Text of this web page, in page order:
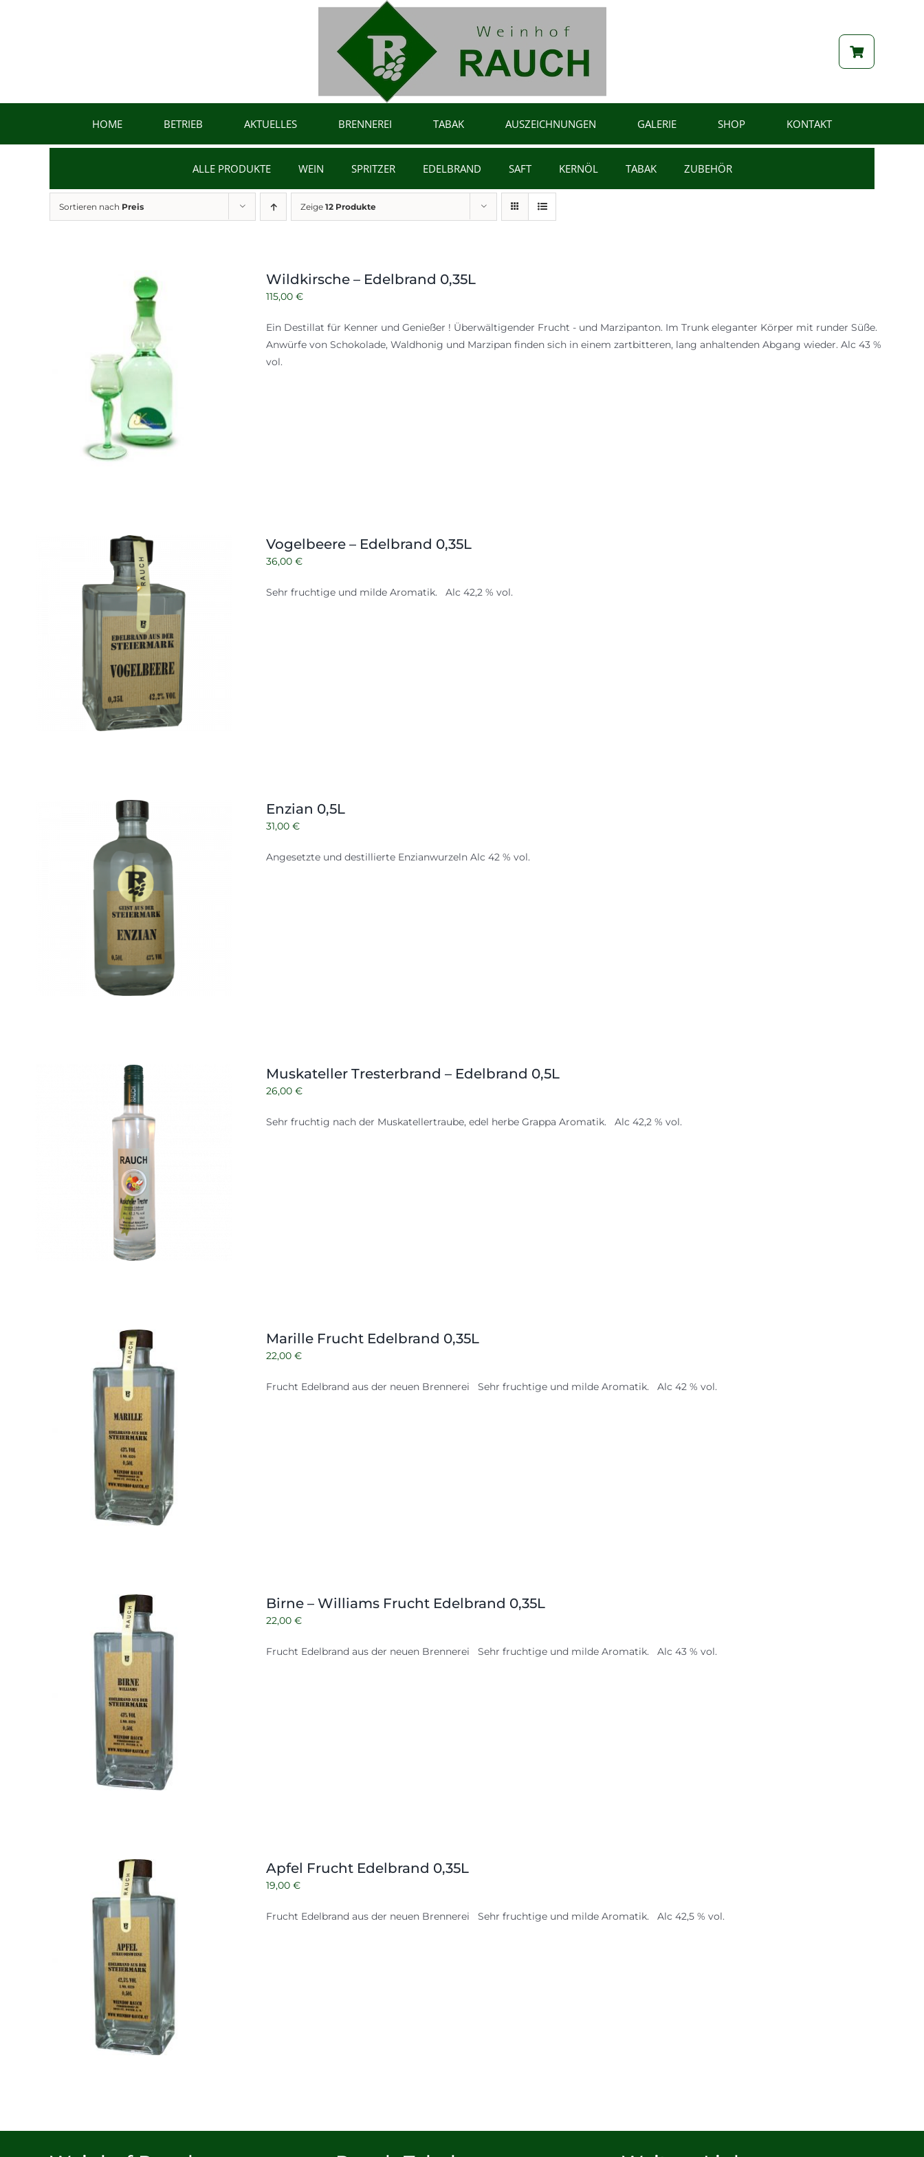
HOME BETRIEB AKTUELLES BRENNEREI TABAK AUSZEICHNUNGEN GALERIE SHOP KONTAKT
ALLE PRODUKTE WEIN SPRITZER EDELBRAND SAFT KERNÖL TABAK ZUBEHÖR
Sortieren nach Preis Zeige 12 Produkte
Wildkirsche – Edelbrand 0,35L
115,00 €
Ein Destillat für Kenner und Genießer ! Überwältigender Frucht - und Marzipanton. Im Trunk eleganter Körper mit runder Süße.
Anwürfe von Schokolade, Waldhonig und Marzipan finden sich in einem zartbitteren, lang anhaltenden Abgang wieder. Alc 43 %
vol.
Vogelbeere – Edelbrand 0,35L
36,00 €
Sehr fruchtige und milde Aromatik. Alc 42,2 % vol.
Enzian 0,5L
31,00 €
Angesetzte und destillierte Enzianwurzeln Alc 42 % vol.
Muskateller Tresterbrand – Edelbrand 0,5L
26,00 €
Sehr fruchtig nach der Muskatellertraube, edel herbe Grappa Aromatik. Alc 42,2 % vol.
Marille Frucht Edelbrand 0,35L
22,00 €
Frucht Edelbrand aus der neuen Brennerei Sehr fruchtige und milde Aromatik. Alc 42 % vol.
Birne – Williams Frucht Edelbrand 0,35L
22,00 €
Frucht Edelbrand aus der neuen Brennerei Sehr fruchtige und milde Aromatik. Alc 43 % vol.
Apfel Frucht Edelbrand 0,35L
19,00 €
Frucht Edelbrand aus der neuen Brennerei Sehr fruchtige und milde Aromatik. Alc 42,5 % vol.